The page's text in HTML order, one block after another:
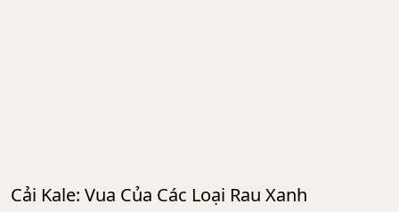
Cải Kale: Vua Của Các Loại Rau Xanh